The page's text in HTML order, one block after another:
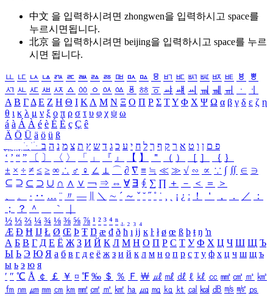
中文 을 입력하시려면 zhongwen을 입력하시고 space를
누르시면됩니다.
北京 을 입력하시려면 beijing을 입력하시고 space를 누르
시면 됩니다.
ㅥ ㅦ ㅧ ㅨ ㅩ ㅪ ㅫ ㅬ ㅭ ㅮ ㅯ ㅰ ㅱ ㅲ ㅳ ㅴ ㅵ ㅶ ㅷ ㅸ
ㅹ
ㅺ ㅻ ㅼ ㅽ ㅾ ㅿ ㆀ ㆁ ㆂ ㆃ ㆄ ㆅ ㆆ ㆇ ㆈ ㆉ ㆊ ㆋ ㆌ ㆍ
ㆎ
Α Β ΓΔ Ε Ζ Η Θ Ι ΚΛ Μ Ν Ξ Ο Π Ρ Σ ΤΥ Φ Χ Ψ Ω α β γ δ ε ζ η
θ ι κ λ μ ν ξ ο π ρ σ τ υ φ χ ψ ω
á à Á À é è É È ç Ç ê
Ä Ö Ü ä ö ü ß
ִֶֹ ֻּ ׁׂ פ ם ן ו ט א ר ק ף ך ל ח י ע כ ג ד ש ץ ת צ מ נ ה ב
‘ ’ “ ” 〔 〕 〈 〉 「 」 『 』 【 】 ＂ （ ） ［ ］ ｛ ｝
± × ÷ ≠ ≤ ≥ ∞ ∴ ♂ ♀ ∠ ⊥ ⌒ ∂ ∇ ≡ ≒ ≪ ≫ √ ∽ ∝ ∵ ∫ ∬ ∈ ∋
⊆ ⊇ ⊂ ⊃ ∪ ∩ ∧ ∨ ￢ ⇒ ⇔ ∀ ∃ ∮ ∑ ∏ ＋ － ＜ ＝
＞
、
。 · ‥ … ¨ 〃 ― ＼ ∼ ´ ～ ˇ ˘ ˝ ˚ ˙ ¸ ¡ ¿ ː ！ ＇ ， ． ／
：
；
？ ＾ ｀
½ ⅓ ⅔ ¼ ¾ ⅛ ⅜ ⅝ ⅞ ¹ ² ³ ⁴ ⁿ ₁ ₂ ₃ ₄
Æ Ð Ħ Ĳ Ł Ø Œ Þ Ŧ Ŋ æ đ ð ħ ı ĳ ĸ ŀ ł ø œ ß þ ŧ ŋ ŉ
А Б В Г Д Е Ё Ж З И Й К Л М Н О П Р С Т У Ф Х Ц Ч Ш Щ Ъ
Ы Ь Э Ю Я а б в г д е ё ж з и й к л м н о п р с т у ф х ц ч ш щ ъ
ы ь э ю я
′ ″ ℃ Å ￠ ￡ ￥ ¤ ℉ ‰ ＄ ％ Ｆ ￦ ㎕ ㎖ ㎗ ℓ ㎘ ㏄ ㎣ ㎤ ㎥ ㎦
㎙ ㎚ ㎛ ㎜ ㎝ ㎞ ㎟ ㎠ ㎡ ㎢ ㏊ ㎍ ㎎ ㎏ ㏏ ㎈ ㎉ ㏈ ㎧ ㎨ ㎰